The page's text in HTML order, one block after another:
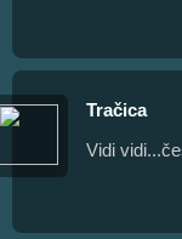
Tračica
Vidi